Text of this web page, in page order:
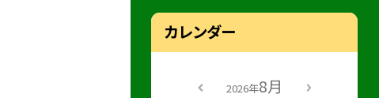
カレンダー
2026年8月